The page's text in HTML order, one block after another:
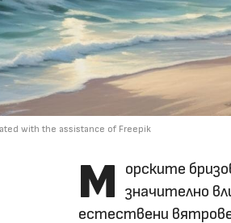
with the assistance of Freepik
М
орските
значително
естествени